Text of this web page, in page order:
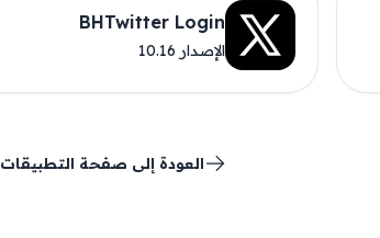
BHTwitter Login
الإصدار 10.16
العودة إلى صفحة التطبيقات